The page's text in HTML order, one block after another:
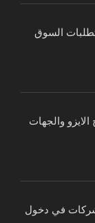
السوق
والجهات
في دخول